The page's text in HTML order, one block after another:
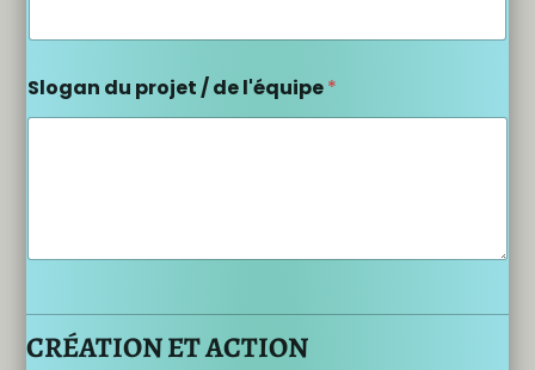
Slogan du projet / de l'équipe*
CRÉATION ET ACTION